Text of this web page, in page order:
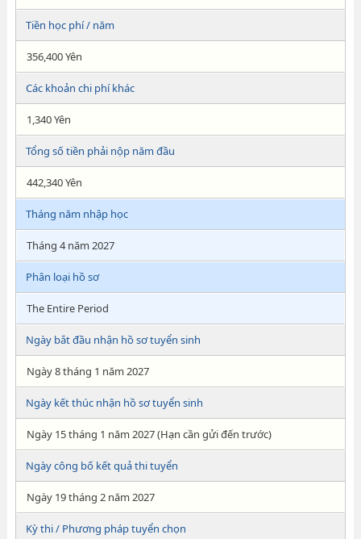
Tiền học phí / năm
356,400 Yên
Các khoản chi phí khác
1,340 Yên
Tổng số tiền phải nộp năm đầu
442,340 Yên
Tháng năm nhập học
Tháng 4 năm 2027
Phân loại hồ sơ
The Entire Period
Ngày bắt đầu nhận hồ sơ tuyển sinh
Ngày 8 tháng 1 năm 2027
Ngày kết thúc nhận hồ sơ tuyển sinh
Ngày 15 tháng 1 năm 2027 (Hạn cần gửi đến trước)
Ngày công bố kết quả thi tuyển
Ngày 19 tháng 2 năm 2027
Kỳ thi / Phương pháp tuyển chọn